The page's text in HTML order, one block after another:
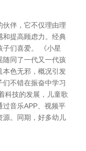
伙伴，它不仅理由理
和提高顾虑力。经典
子们喜爱。 《小星
随同了一代又一代孩
本色无邪，概况引发
不错在振奋中学习
科技的发展，儿童歌
过音乐APP、视频平
源。同期，好多幼儿